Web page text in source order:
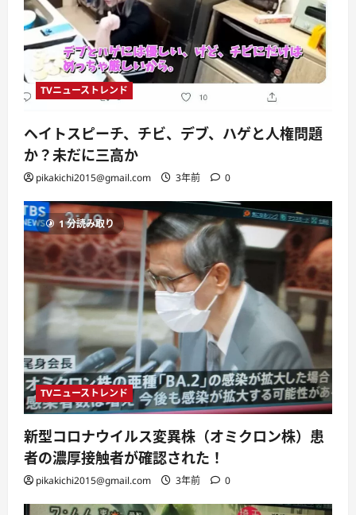
TVニューストレンド
ヘイトスピーチ、チビ、デブ、ハゲと人権問題
か？未だに三高か
pikakichi2015@gmail.com 3年前 0
1 分読み取り
TVニューストレンド
新型コロナウイルス変異株（オミクロン株）患
者の濃厚接触者が確認された！
pikakichi2015@gmail.com 3年前 0